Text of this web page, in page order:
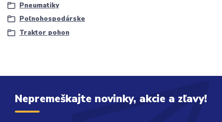
Pneumatiky
Poľnohospodárske
Traktor pohon
Nepremeškajte novinky, akcie a zľavy!